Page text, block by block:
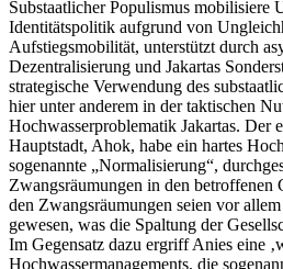
Substaatlicher Populismus mobilisiere
Identitätspolitik aufgrund von
Aufstiegsmobilität, unterstützt durch
Dezentralisierung und Jakartas
strategische Verwendung des
hier unter anderem in der taktischen
Hochwasserproblematik Jakartas. Der
Hauptstadt, Ahok, habe ein hartes
sogenannte „Normalisierung“,
Zwangsräumungen in den betroffenen
den Zwangsräumungen seien vor
gewesen, was die Spaltung der
Im Gegensatz dazu ergriff Anies eine
Hochwassermanagements, die